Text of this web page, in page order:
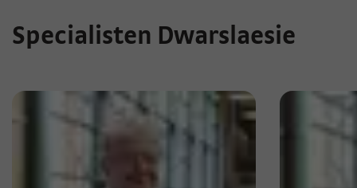
Specialisten Dwarslaesie